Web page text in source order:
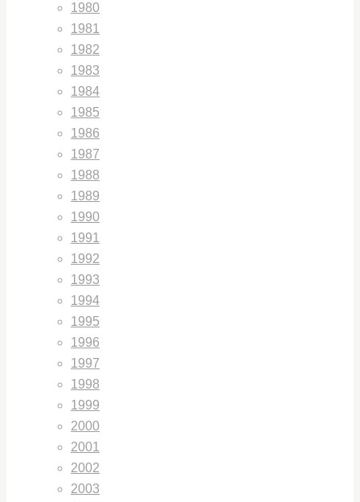
1980
1981
1982
1983
1984
1985
1986
1987
1988
1989
1990
1991
1992
1993
1994
1995
1996
1997
1998
1999
2000
2001
2002
2003